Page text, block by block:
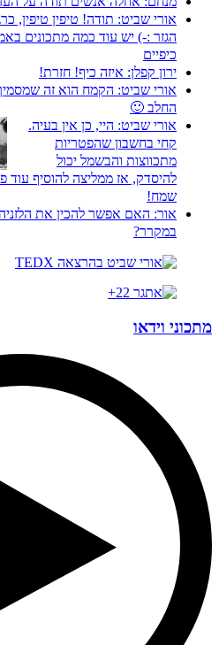
אורי שביט: תודה! טיפין טיפין,
הגזר :-) יש עוד כמה מתכונים
כיפיים
ירון קפלן: איזה כיף! חזרת!
אורי שביט: הקמח הוא זה
החלב 🙂
אורי שביט: היי, כן אין בעיה.
קחי בחשבון שהפטריות
מתכווצות והבשמל יכול
להיסדק, אז ממליצה להוסיף עוד
שמח!
אור: האם אפשר להכין את הלזניה
במקרר?
מתכוני וידאו